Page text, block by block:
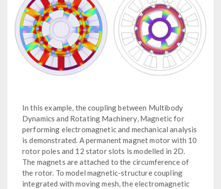
In this example, the coupling between Multibody
Dynamics and Rotating Machinery, Magnetic for
performing electromagnetic and mechanical analysis
is demonstrated. A permanent magnet motor with 10
rotor poles and 12 stator slots is modelled in 2D.
The magnets are attached to the circumference of
the rotor. To model magnetic-structure coupling
integrated with moving mesh, the electromagnetic